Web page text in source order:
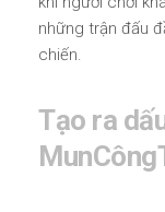
những trận đấu
chiến.
Tạo ra